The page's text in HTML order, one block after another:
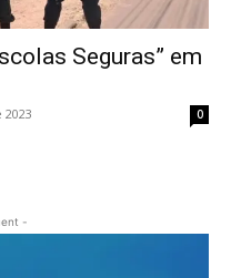
Seguras” em
0
-